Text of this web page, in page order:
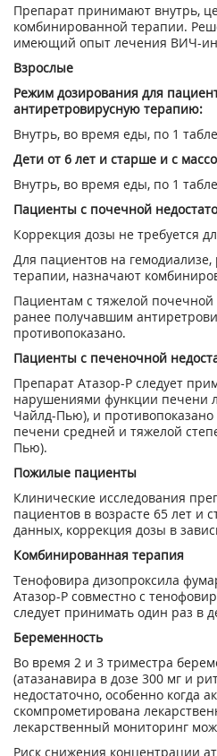
Препарат принимают внутрь,
комбинированной терапии.
имеющий опыт лечения ВИЧ-
Взрослые
Режим дозирования для
антиретровирусную терапию:
Внутрь, во время еды, по 1
Дети от 6 лет и старше и с
Внутрь, во время еды, по 1
Пациенты с почечной
Коррекция дозы не требуется
Для пациентов на
терапии, назначают
Пациентам с тяжелой
ранее получавшим
противопоказано.
Пациенты с печеночной
Препарат Атазор-Р следует
нарушениями функции печени
Чайлд-Пью), и
печени средней и тяжелой
Пью).
Пожилые пациенты
Клинические исследования
пациентов в возрасте 65 лет и
данных, коррекция дозы в
Комбинированная терапия
Тенофовира дизопроксила
Атазор-Р совместно с
следует принимать один раз в
Беременность
Во время 2 и 3 триместра
(атазанавира в дозе 300 мг и
недостаточно, особенно когда
скомпрометирована
лекарственный мониторинг
Риск снижения концентрации